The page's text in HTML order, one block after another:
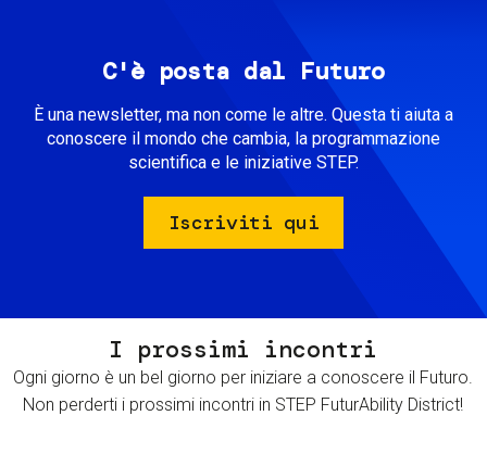
C'è posta dal Futuro
È una newsletter, ma non come le altre. Questa ti aiuta a
conoscere il mondo che cambia, la programmazione
scientifica e le iniziative STEP.
Iscriviti qui
I prossimi incontri
Ogni giorno è un bel giorno per iniziare a conoscere il Futuro.
Non perderti i prossimi incontri in STEP FuturAbility District!